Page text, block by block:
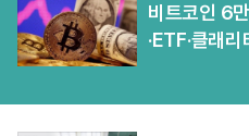
비트코인 6
·ETF·클래